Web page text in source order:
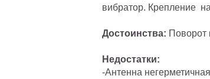
вибратор. Крепление
Достоинства: Поворот
Недостатки:
-Антенна